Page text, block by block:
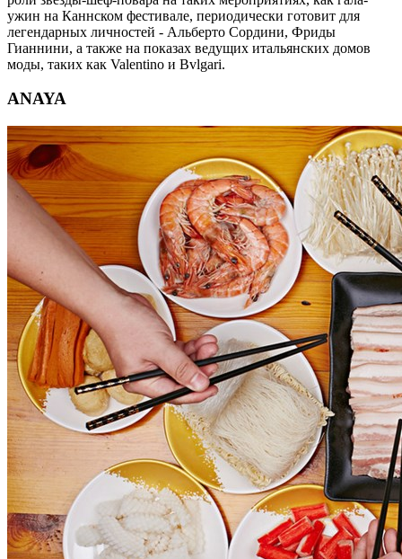
ужин на Каннском фестивале, периодически готовит для
легендарных личностей - Альберто Сордини, Фриды
Гианнини, а также на показах ведущих итальянских домов
моды, таких как Valentino и Bvlgari.
ANAYA